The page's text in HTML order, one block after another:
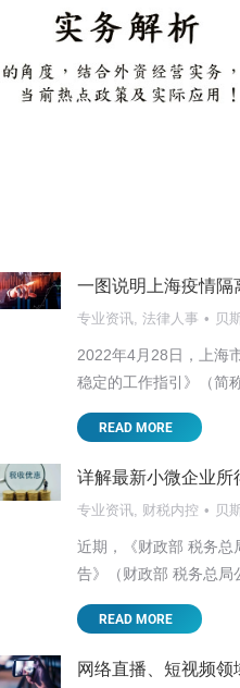
一图说明上海疫情隔
专业资讯 法律人事 贝
2022年4月28日，上海
稳定的工作指引》（简
READ MORE
详解最新小微企业所
专业资讯 财税内控 贝
近期，《财政部 税务总
告》（财政部 税务总局
READ MORE
网络直播、短视频
【东莞讲座邀请】
这对以外销为主的台资企
READ MORE